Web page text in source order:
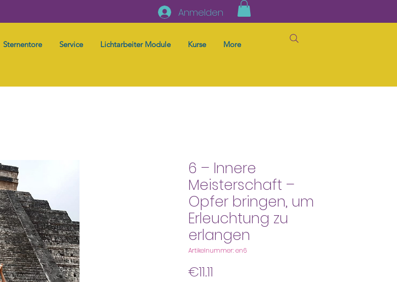
Anmelden
Sternentore Service Lichtarbeiter Module Kurse More
6 – Innere
Meisterschaft –
Opfer bringen, um
Erleuchtung zu
erlangen
Artikelnummer: en6
€11.11